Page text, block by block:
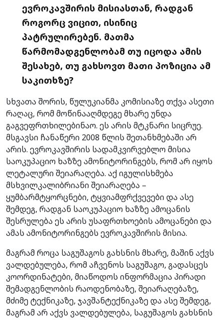
ევროკავშირის მისიასთან, რადგან
როგორც ვიცით, ისინიც
პატრულირებენ. მათმა
წარმომადგენლობამ თუ იცოდა ამის
შესახებ, თუ გახსოვთ მათი პოზიცია ამ
საკითხზე?
სხვათა შორის, წულუკიანმა კომისიაზე თქვა ასეთი
რაღაც, რომ მოწინააღმდეგე მხარე უნდა
გაგვეფრთხილებინაო. ეს არის მტკნარი სიცრუე.
მსგავსი ჩანაწერი 2008 წლის შეთანხმებაში არ
არის. ევროკავშირის სადამკვირვებლო მისია
საოკუპაციო ხაზზე ამონიტორინგებს, რომ არ იყოს
ლეტალური შეიარაღება. აქ იგულისხმება
მსხვილკალიბრიანი შეიარაღება –
ყუმბარმტყორცნები, ტყვიამფრქვევები და ასე
შემდეგ, რადგან საოკუპაციო ხაზზე ამოცანის
შესრულება ეს არის უსაფრთხოების ამოცანები და
ამას ამონიტორინგებს ევროკავშირის მისია.
მაგრამ როცა საგუშაგოს გახსნის მხარე, მაშინ აქვს
ვალდებულება, რომ აჩვენოს საგუშაგო, გადასცეს
კოორდინატები, მიაწოდოს ინფორმაცია პირადი
შემადგენლობის რაოდენობაზე, შეიარაღებაზე,
მძიმე ტექნიკაზე, ჯავშანტექნიკაზე და ასე შემდეგ,
მაგრამ არ აქვს ვალდებულება, საგუშაგოს გახსნის